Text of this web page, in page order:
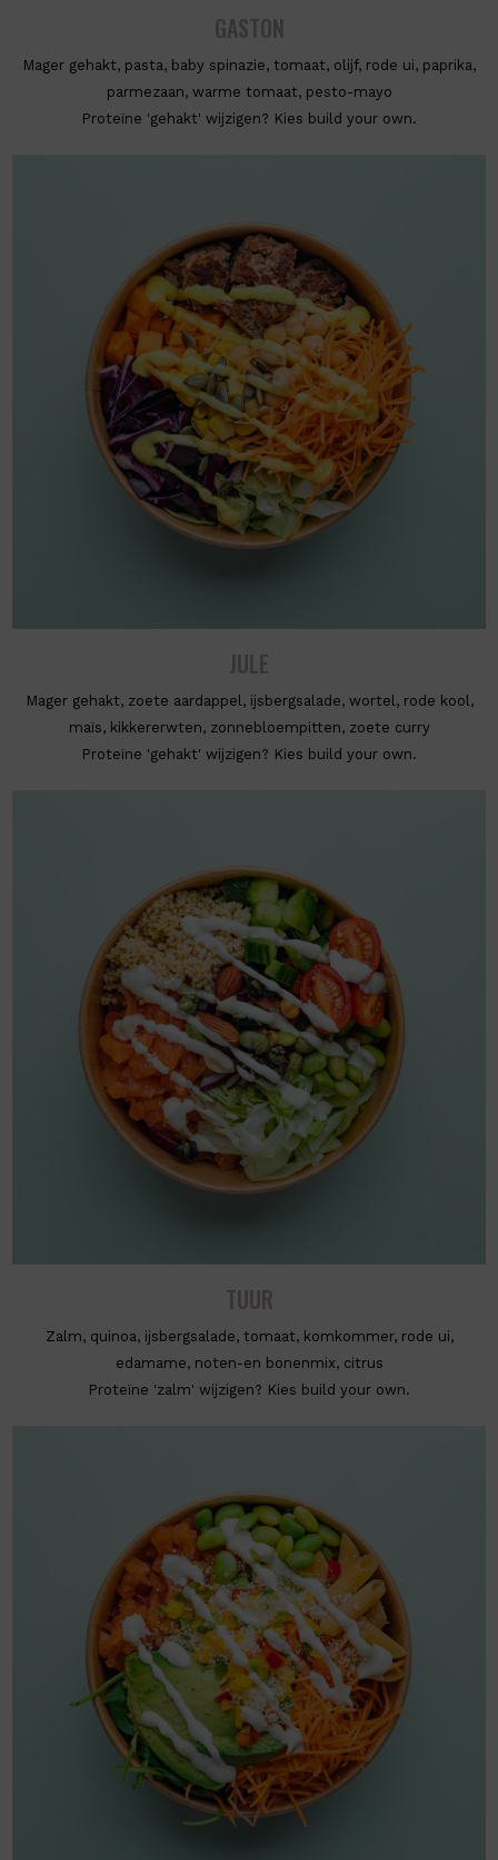
GASTON
Mager gehakt, pasta, baby spinazie, tomaat, olijf, rode ui, paprika,
parmezaan, warme tomaat, pesto-mayo
Proteïne 'gehakt' wijzigen? Kies build your own.
JULE
Mager gehakt, zoete aardappel, ijsbergsalade, wortel, rode kool,
maïs, kikkererwten, zonnebloempitten, zoete curry
Proteïne 'gehakt' wijzigen? Kies build your own.
TUUR
Zalm, quinoa, ijsbergsalade, tomaat, komkommer, rode ui,
edamame, noten-en bonenmix, citrus
Proteïne 'zalm' wijzigen? Kies build your own.